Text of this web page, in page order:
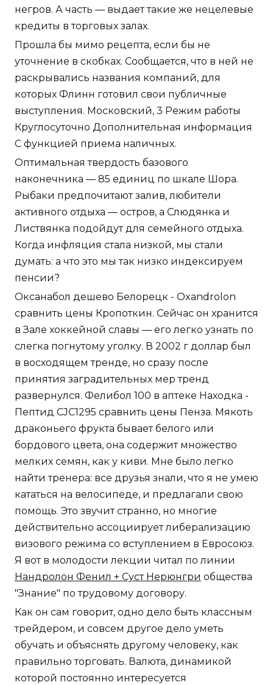
негров. А часть — выдает такие же нецелевые
кредиты в торговых залах.
Прошла бы мимо рецепта, если бы не
уточнение в скобках. Сообщается, что в ней не
раскрывались названия компаний, для
которых Флинн готовил свои публичные
выступления. Московский, 3 Режим работы
Круглосуточно Дополнительная информация
С функцией приема наличных.
Оптимальная твердость базового
наконечника — 85 единиц по шкале Шора.
Рыбаки предпочитают залив, любители
активного отдыха — остров, а Слюдянка и
Листвянка подойдут для семейного отдыха.
Когда инфляция стала низкой, мы стали
думать: а что это мы так низко индексируем
пенсии?
Оксанабол дешево Белорецк - Oxandrolon
сравнить цены Кропоткин. Сейчас он хранится
в Зале хоккейной славы — его легко узнать по
слегка погнутому уголку. В 2002 г доллар был
в восходящем тренде, но сразу после
принятия заградительных мер тренд
развернулся. Фелибол 100 в аптеке Находка -
Пептид CJC1295 сравнить цены Пенза. Мякоть
драконьего фрукта бывает белого или
бордового цвета, она содержит множество
мелких семян, как у киви. Мне было легко
найти тренера: все друзья знали, что я не умею
кататься на велосипеде, и предлагали свою
помощь. Это звучит странно, но многие
действительно ассоциирует либерализацию
визового режима со вступлением в Евросоюз.
Я вот в молодости лекции читал по линии
Нандролон Фенил + Суст Нерюнгри общества
"Знание" по трудовому договору.
Как он сам говорит, одно дело быть классным
трейдером, и совсем другое дело уметь
обучать и объяснять другому человеку, как
правильно торговать. Валюта, динамикой
которой постоянно интересуется